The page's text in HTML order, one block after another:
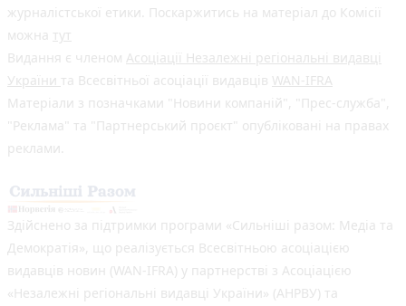
журналістської етики. Поскаржитись на матеріал до Комісії
можна тут
Видання є членом Асоціації Незалежні регіональні видавці
України та Всесвітньої асоціації видавців WAN-IFRA
Матеріали з позначками "Новини компаній", "Прес-служба",
"Реклама" та "Партнерський проєкт" опубліковані на правах
реклами.
Здійснено за підтримки програми «Сильніші разом: Медіа та
Демократія», що реалізується Всесвітньою асоціацією
видавців новин (WAN-IFRA) у партнерстві з Асоціацією
«Незалежні регіональні видавці України» (АНРВУ) та